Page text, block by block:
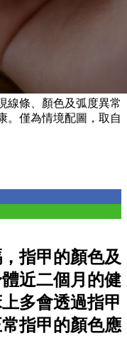
線條、顏色及弧度異常
。僅為情境配圖，取自
指甲的顏色及
近二個月的健
多會透過指甲
指甲的顏色應